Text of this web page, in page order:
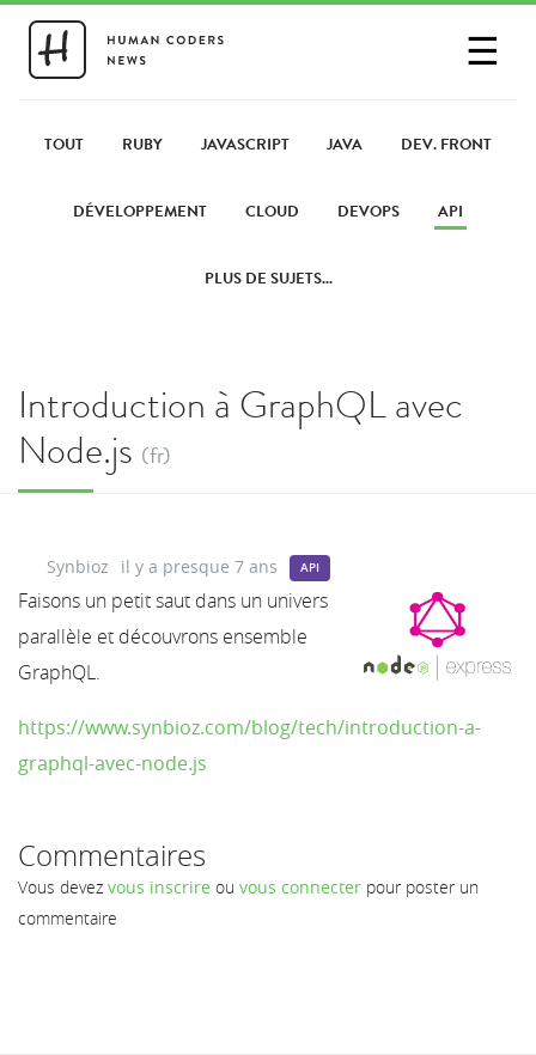
☰
PARTAGER UN LIEN
TOUT RUBY JAVASCRIPT JAVA DEV. FRONT
DÉVELOPPEMENT CLOUD DEVOPS API
PLUS DE SUJETS...
Introduction à GraphQL avec
Node.js (fr)
Synbioz il y a presque 7 ans API
Faisons un petit saut dans un univers
parallèle et découvrons ensemble
GraphQL.
https://www.synbioz.com/blog/tech/introduction-a-
graphql-avec-node.js
Commentaires
Vous devez vous inscrire ou vous connecter pour poster un
commentaire